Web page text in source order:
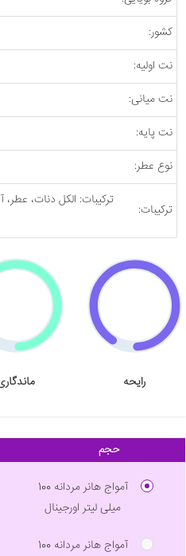
کشور:
نت اولیه:
نت میانی:
نت پایه:
نوع عطر:
ترکیبات:
ترکیبات: الکل دنات، عطر،
رایحه
حجم
آمواج هانر مردانه 100
میلی لیتر اورجینال
آمواج هانر مردانه 100